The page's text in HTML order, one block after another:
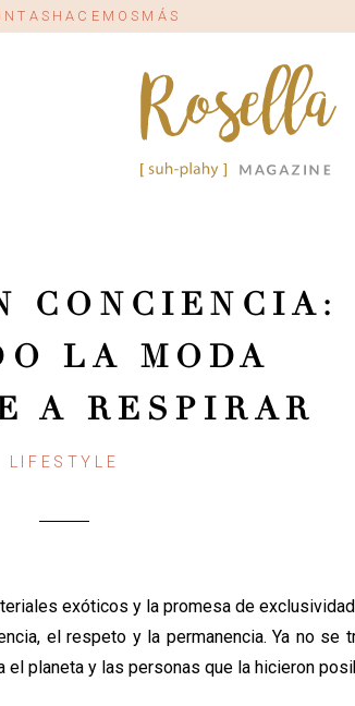
CONCIENCIA:
LA MODA
A RESPIRAR
LIFESTYLE
exóticos y la promesa de
el respeto y la permanencia. Ya no se
planeta y las personas que la hicieron